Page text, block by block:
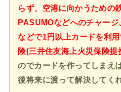
らず、空港に向かうための
PASUMOなどへのチャージ
などで1円以上カードを利
険(三井住友海上火災保険
のでカードを作ってしまえ
後将来に渡って解決してく